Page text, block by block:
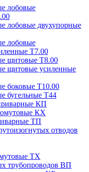
лобовые
лобовые двухупорные
лобовые
Т7.00
щитовые Т8.00
щитовые усиленные
боковые Т10.00
бугельные Т44
КП
КХ
ТП
отводов
ТХ
трубопроводов ВП